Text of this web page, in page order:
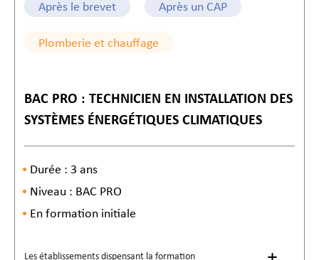
Après le brevet Après un CAP
Plomberie et chauffage
BAC PRO : TECHNICIEN EN INSTALLATION DES
SYSTÈMES ÉNERGÉTIQUES CLIMATIQUES
Durée : 3 ans
Niveau : BAC PRO
En formation initiale
Les établissements dispensant la formation